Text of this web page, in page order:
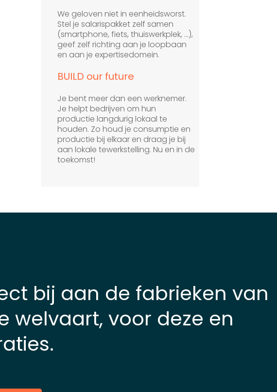
We geloven niet in eenheidsworst.
Stel je salarispakket zelf samen
(smartphone, fiets, thuiswerkplek, ...),
geef zelf richting aan je loopbaan
en aan je expertisedomein.
BUILD our future
Je bent meer dan een werknemer.
Je helpt bedrijven om hun
productie langdurig lokaal te
houden. Zo houd je consumptie en
productie bij elkaar en draag je bij
aan lokale tewerkstelling. Nu en in de
toekomst!
bij aan de fabrieken van
welvaart, voor deze en